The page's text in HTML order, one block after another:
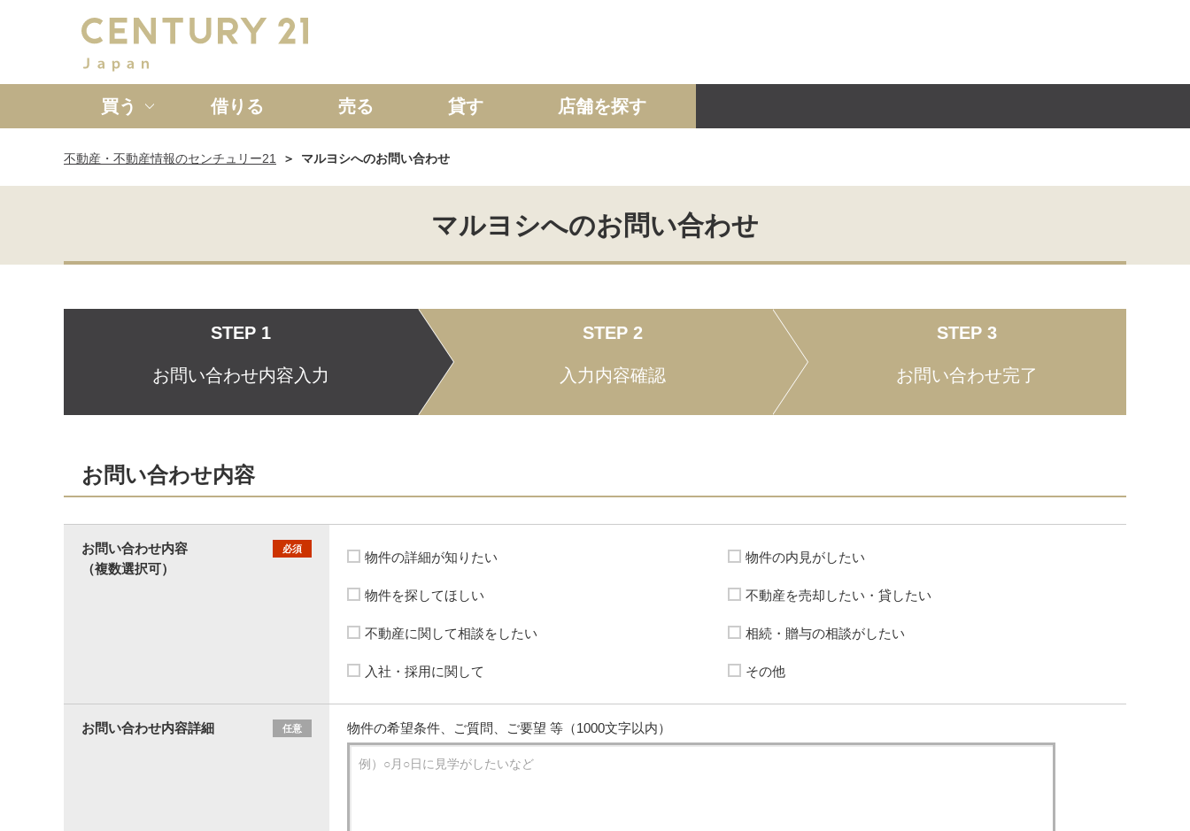
買う
新築一戸建て 中古一戸建て
借りる 売る 貸す 店舗を探す
不動産・不動産情報のセンチュリー21 マルヨシへのお問い合わせ
マルヨシへのお問い合わせ
STEP 1
お問い合わせ内容入力
STEP 2
入力内容確認
STEP 3
お問い合わせ完了
お問い合わせ内容
お問い合わせ内容
（複数選択可）
必須
物件の詳細が知りたい 物件の内見がしたい
物件を探してほしい 不動産を売却したい・貸したい
不動産に関して相談をしたい 相続・贈与の相談がしたい
入社・採用に関して その他
お問い合わせ内容詳細 任意 物件の希望条件、ご質問、ご要望 等（1000文字以内）